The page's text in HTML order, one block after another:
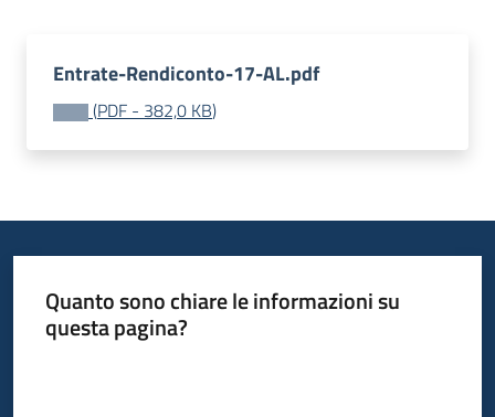
Entrate-Rendiconto-17-AL.pdf
(PDF - 382,0 KB)
Quanto sono chiare le informazioni su
questa pagina?